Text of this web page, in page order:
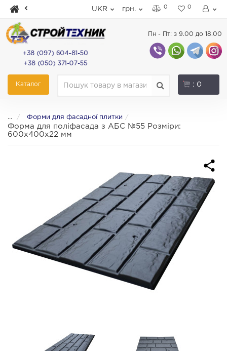
UKR грн. 0 0
+38 (097) 604-81-50
+38 (050) 371-07-55
Пн - Пт: з 9.00 до 18.00
Каталог : 0
... Форми для фасадної плитки
Форма для поліфасада з АБС №55 Розміри:
600х400х22 мм